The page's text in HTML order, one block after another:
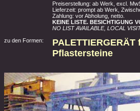
Preiserstellung: ab Werk, excl.
Lieferzeit: prompt ab Werk,
Zahlung: vor Abholung, netto.
KEINE LISTE. BESICHTIGUNG
NO LIST AVAILABLE, LOCAL
zu den Formen:
PALETTIERGERÄT
Pflastersteine